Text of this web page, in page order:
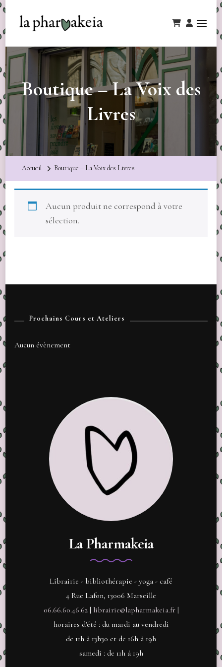
Boutique – La Voix des
Livres
Accueil Boutique – La Voix des Livres
Aucun produit ne correspond à votre
sélection.
Prochains Cours et Ateliers
Aucun évènement
La Pharmakeia
Librairie - bibliothérapie - yoga - café
4 Rue Lafon, 13006 Marseille
06.66.60.46.62| librairie@lapharmakeia.fr|
horaires d'été : du mardi au vendredi
de 11h à 13h30 et de 16h à 19h
samedi : de 11h à 19h